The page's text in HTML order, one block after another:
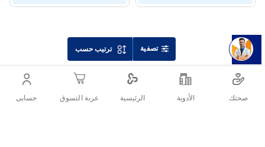
ترتيب حسب تصفية
صحتك الأدوية الرئيسية عربة التسوق حسابى